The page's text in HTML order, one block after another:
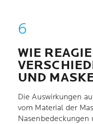
WIE
UND
Die Auswirkungen
vom Material der
Nasenbedeckungen